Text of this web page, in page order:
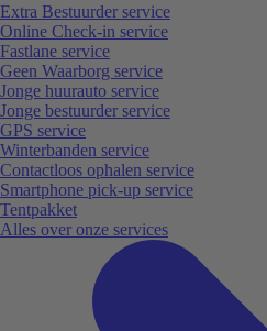
Extra Bestuurder service
Online Check-in service
Fastlane service
Geen Waarborg service
Jonge huurauto service
Jonge bestuurder service
GPS service
Winterbanden service
Contactloos ophalen service
Smartphone pick-up service
Tentpakket
Alles over onze services